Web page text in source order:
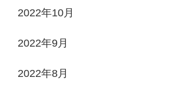
2022年10月
2022年9月
2022年8月